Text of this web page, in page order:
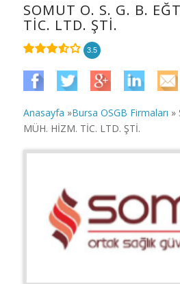
SOMUT O. S. G. B.
TİC. LTD. ŞTİ.
3.5
Anasayfa »Bursa OSGB Firmaları »
MÜH. HİZM. TİC. LTD. ŞTİ.